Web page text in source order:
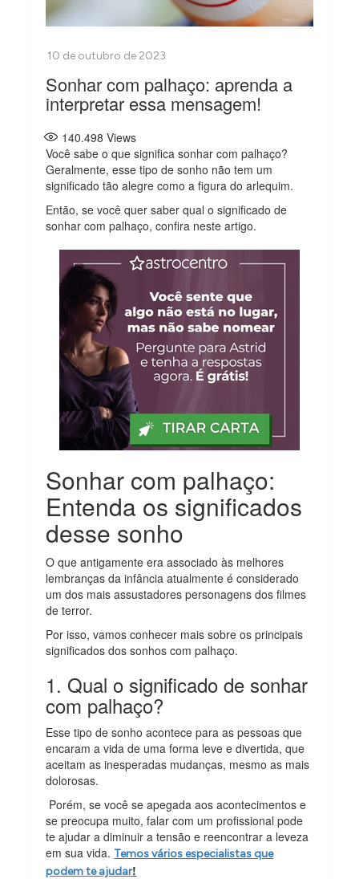
Sonhar com palhaço: aprenda a
interpretar essa mensagem!
140.498 Views
Você sabe o que significa sonhar com palhaço?
Geralmente, esse tipo de sonho não tem um
significado tão alegre como a figura do arlequim.
Então, se você quer saber qual o significado de
sonhar com palhaço, confira neste artigo.
Sonhar com palhaço:
Entenda os significados
desse sonho
O que antigamente era associado às melhores
lembranças da infância atualmente é considerado
um dos mais assustadores personagens dos filmes
de terror.
Por isso, vamos conhecer mais sobre os principais
significados dos sonhos com palhaço.
1. Qual o significado de sonhar
com palhaço?
Esse tipo de sonho acontece para as pessoas que
encaram a vida de uma forma leve e divertida, que
aceitam as inesperadas mudanças, mesmo as mais
dolorosas.
Porém, se você se apegada aos acontecimentos e
se preocupa muito, falar com um profissional pode
te ajudar a diminuir a tensão e reencontrar a leveza
em sua vida. Temos vários especialistas que
podem te ajudar!